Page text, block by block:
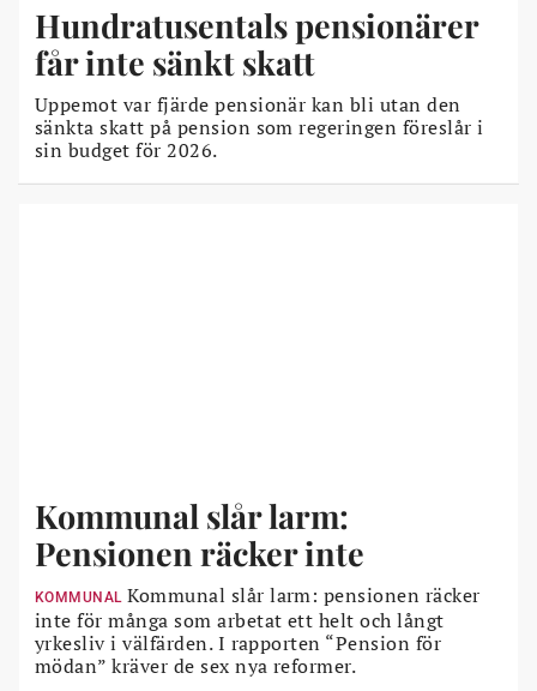
Hundratusentals pensionärer
får inte sänkt skatt
Uppemot var fjärde pensionär kan bli utan den
sänkta skatt på pension som regeringen föreslår i
sin budget för 2026.
Kommunal slår larm:
Pensionen räcker inte
KOMMUNALKommunal slår larm: pensionen räcker
inte för många som arbetat ett helt och långt
yrkesliv i välfärden. I rapporten “Pension för
mödan” kräver de sex nya reformer.